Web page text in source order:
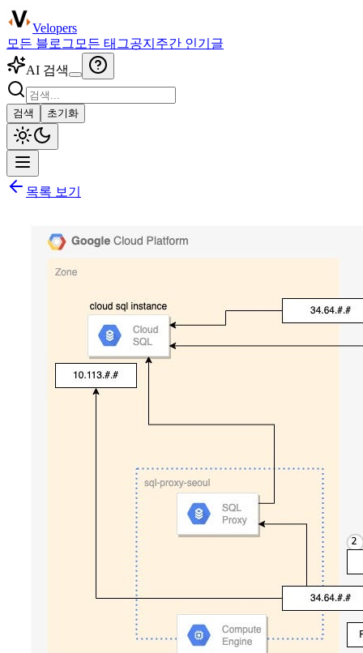
Velopers
모든 블로그 모든 태그공지 주간 인기글
AI 검색
검색 초기화
목록 보기